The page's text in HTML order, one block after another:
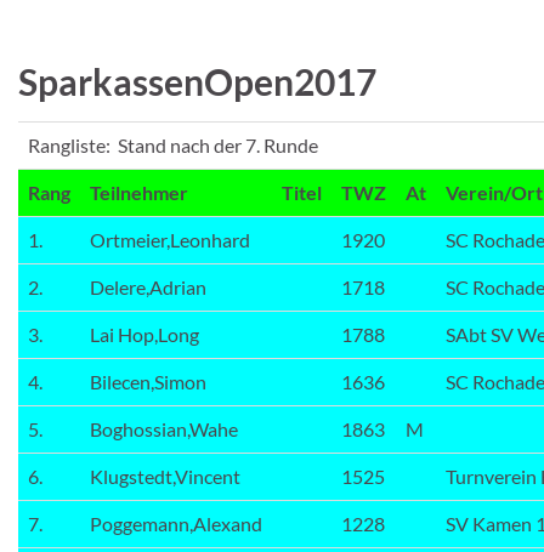
SparkassenOpen2017
Rangliste: Stand nach der 7. Runde
Rang Teilnehmer Titel TWZ At Verein/Ort
1. Ortmeier,Leonhard 1920 SC
2. Delere,Adrian 1718 SC
3. Lai Hop,Long 1788 SAbt SV
4. Bilecen,Simon 1636 SC
5. Boghossian,Wahe 1863 M
6. Klugstedt,Vincent 1525 Turnverein
7. Poggemann,Alexand 1228 SV Kamen